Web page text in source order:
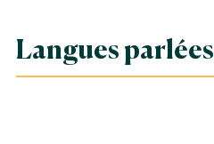
Langues parlées